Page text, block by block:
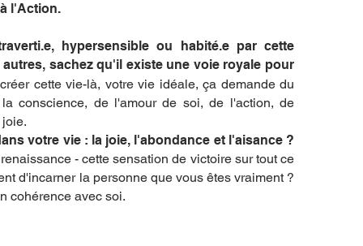
l'Action.
hypersensible ou habité.e par cette
sachez qu'il existe une voie royale pour
cette vie-là, votre vie idéale, ça demande du
conscience, de l'amour de soi, de l'action, de
votre vie : la joie, l'abondance et l'aisance ?
- cette sensation de victoire sur tout ce
d'incarner la personne que vous êtes vraiment ?
cohérence avec soi.